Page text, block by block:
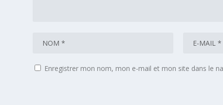
Enregistrer mon nom, mon e-mail et mon site dans le